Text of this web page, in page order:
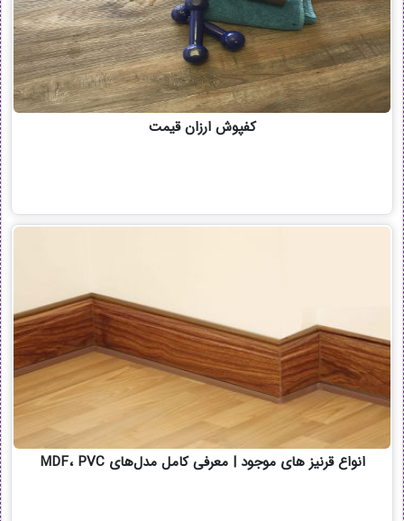
کفپوش ارزان قیمت
انواع قرنیز های موجود | معرفی کامل مدل‌های MDF، PVC